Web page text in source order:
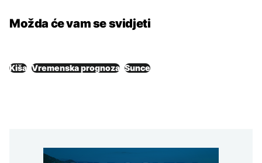
Možda će vam se svidjeti
Kiša Vremenska prognoza Sunce